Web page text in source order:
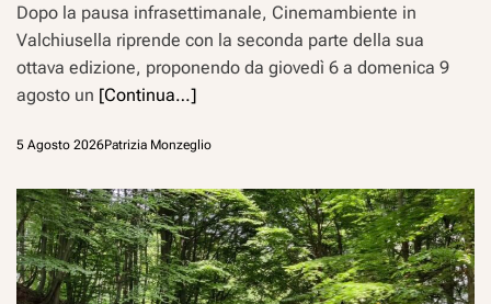
Dopo la pausa infrasettimanale, Cinemambiente in
Valchiusella riprende con la seconda parte della sua
ottava edizione, proponendo da giovedì 6 a domenica 9
agosto un [Continua…]
5 Agosto 2026Patrizia Monzeglio